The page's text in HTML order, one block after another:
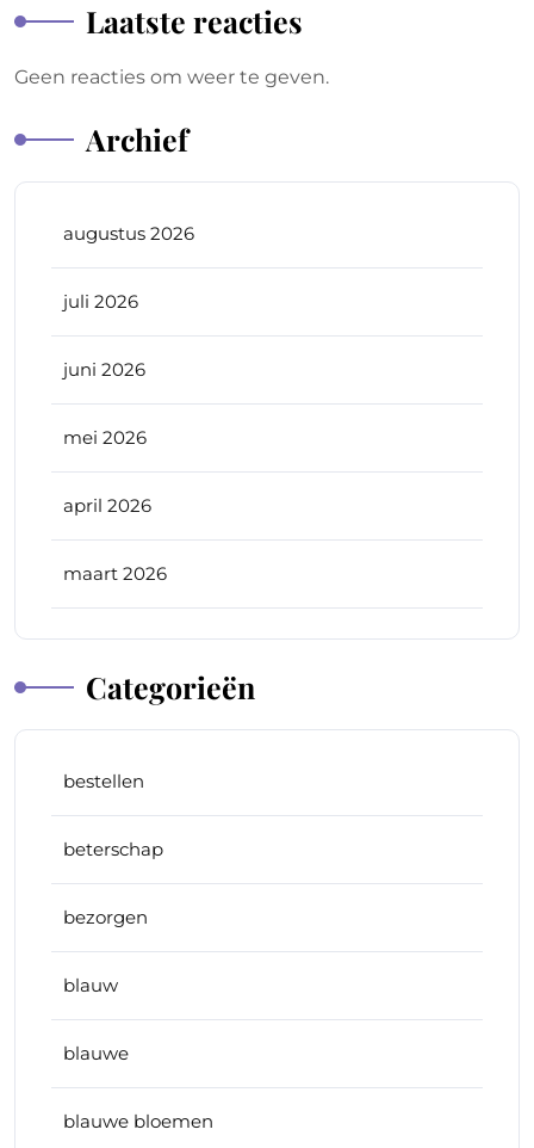
Laatste reacties
Geen reacties om weer te geven.
Archief
augustus 2026
juli 2026
juni 2026
mei 2026
april 2026
maart 2026
Categorieën
bestellen
beterschap
bezorgen
blauw
blauwe
blauwe bloemen